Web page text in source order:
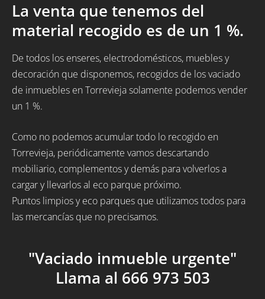
La venta que tenemos del
material recogido es de un 1 %.
De todos los enseres, electrodomésticos, muebles y
decoración que disponemos, recogidos de los vaciado
de inmuebles en Torrevieja solamente podemos vender
un 1 %.
Como no podemos acumular todo lo recogido en
Torrevieja, periódicamente vamos descartando
mobiliario, complementos y demás para volverlos a
cargar y llevarlos al eco parque próximo.
Puntos limpios y eco parques que utilizamos todos para
las mercancías que no precisamos.
"Vaciado inmueble urgente"
Llama al 666 973 503